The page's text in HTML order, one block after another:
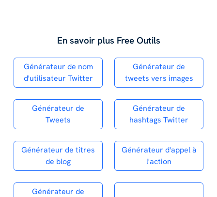
En savoir plus Free Outils
Générateur de nom
d'utilisateur Twitter
Générateur de
tweets vers images
Générateur de
Tweets
Générateur de
hashtags Twitter
Générateur de titres
de blog
Générateur d'appel à
l'action
Générateur de